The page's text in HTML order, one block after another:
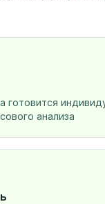
готовится
анализа